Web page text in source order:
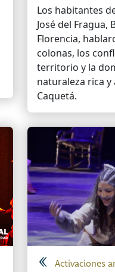
Los habitantes
José del Fragua,
Florencia,
colonas, los
territorio y la
naturaleza rica y
Caquetá.
Activaciones